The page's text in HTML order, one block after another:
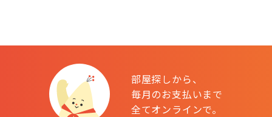
部屋探しから、
毎月のお支払いまで
全てオンラインで。